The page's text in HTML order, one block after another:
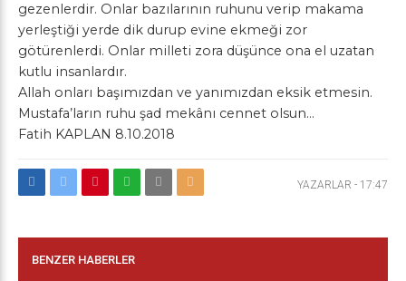
gezenlerdir. Onlar bazılarının ruhunu verip makama
yerleştiği yerde dik durup evine ekmeği zor
götürenlerdi. Onlar milleti zora düşünce ona el uzatan
kutlu insanlardır.
Allah onları başımızdan ve yanımızdan eksik etmesin.
Mustafa’ların ruhu şad mekânı cennet olsun…
Fatih KAPLAN 8.10.2018
YAZARLAR - 17:47
BENZER HABERLER